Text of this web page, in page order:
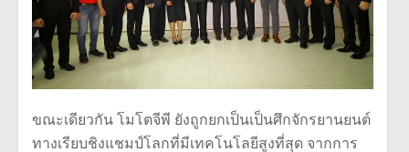
ขณะเดียวกัน โมโตจีพี ยังถูกยกเป็นเป็นศึกจักรยานยนต์
ทางเรียบชิงแชมป์โลกที่มีเทคโนโลยีสูงที่สุด จากการ